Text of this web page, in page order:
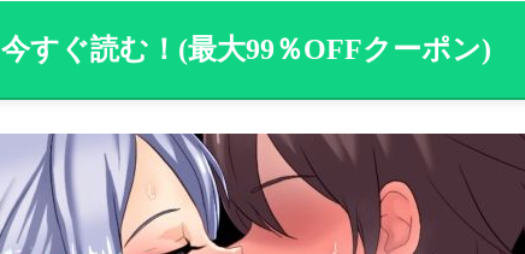
今すぐ読む！(最大99％OFFクーポン)